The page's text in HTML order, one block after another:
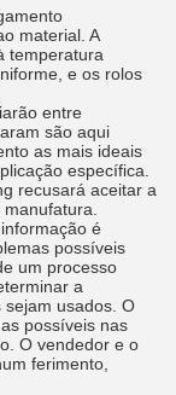
material. A
temperatura
e os rolos
entre
são aqui
as mais ideais
específica.
recusará aceitar a
é
possíveis
um processo
a
usados. O
possíveis nas
O vendedor e o
ferimento,